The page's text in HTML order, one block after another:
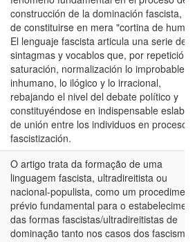
construcción de la dominación fascista,
de constituirse en mera "cortina de
El lenguaje fascista articula una serie de
sintagmas y vocablos que, por repetición
saturación, normalización lo improbable,
inhumano, lo ilógico y lo irracional,
rebajando el nivel del debate político y
constituyéndose en indispensable eslabón
de unión entre los individuos en proceso
fascistización.
O artigo trata da formação de uma
linguagem fascista, ultradireitista ou
nacional-populista, como um
prévio fundamental para o
das formas fascistas/ultradireitistas de
dominação tanto nos casos dos fascismos